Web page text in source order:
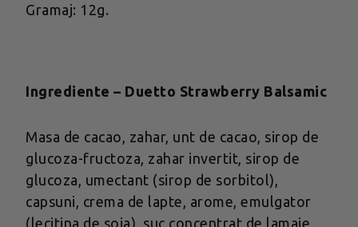
Gramaj: 12g.
Ingrediente – Duetto Strawberry Balsamic
Masa de cacao, zahar, unt de cacao, sirop de
glucoza-fructoza, zahar invertit, sirop de
glucoza, umectant (sirop de sorbitol),
capsuni, crema de lapte, arome, emulgator
(lecitina de soia), suc concentrat de lamaie,